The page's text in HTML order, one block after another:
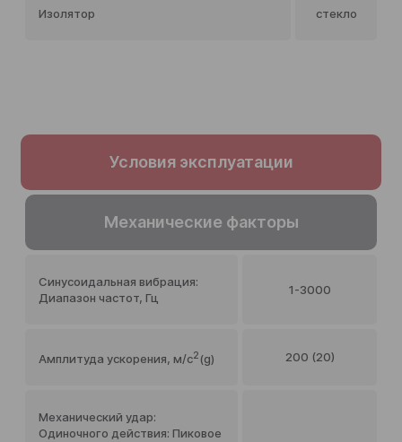
Изолятор стекло
Условия эксплуатации
Механические факторы
Синусоидальная вибрация:
Диапазон частот, Гц
1-3000
Амплитуда ускорения, м/c2 (g) 200 (20)
Механический удар:
Одиночного действия: Пиковое